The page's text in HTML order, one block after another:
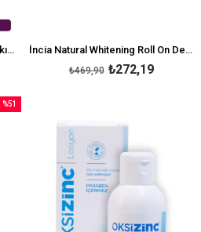
Dermoskin N Balsam Tırnak Bakım Kremi 10ml İncia Natural Whitening Roll On Deodorant 50 ml Beyazlatıcı
₺272,19
₺469,90
%51